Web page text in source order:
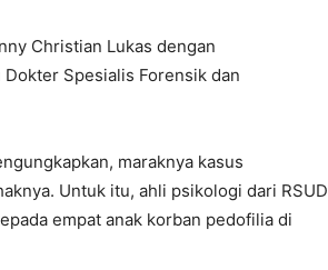
Christian Lukas dengan
Dokter Spesialis Forensik dan
maraknya kasus
Untuk itu, ahli psikologi dari RSUD
empat anak korban pedofilia di